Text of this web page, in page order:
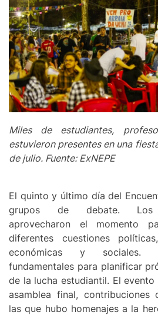
Miles de estudiantes,
estuvieron presentes en una
de julio. Fuente: ExNEPE
El quinto y último día del
grupos de debate. Los
aprovecharon el momento
diferentes cuestiones
económicas y sociales.
fundamentales para planificar
de la lucha estudiantil. El
asamblea final, contribuciones
las que hubo homenajes a la